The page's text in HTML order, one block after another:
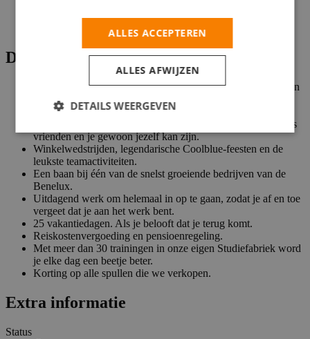
Een inspiratie en motivator voor je team om elke dag een
beetje beter te worden.
Dit zoek jij verder in een baan
Op basis van een 40-urige werkweek ligt je bruto maandloon
tussen de €3.513 en €4.198,- afhankelijk van je kennis en
ervaring.
Ongekend goede werksfeer. Waar we met elkaar omgaan als
vrienden en je gewoon jezelf kan zijn.
Winkelwedstrijden, legendarische Coolblue-feesten en de
leukste teamactiviteiten.
Een baan bij één van de snelst groeiende bedrijven van de
Benelux.
Uitdagend werk om helemaal in op te gaan, zodat je af en toe
vergeet dat je aan het werk bent.
25 vakantiedagen. Als je belooft dat je terug komt.
Reiskostenvergoeding en pensioenregeling.
Met meer dan 30 trainingen in onze eigen Studiefabriek word
je elke dag een beetje beter.
Korting op alle spullen die we verkopen.
Extra informatie
Status
ALLES ACCEPTEREN
ALLES AFWIJZEN
DETAILS WEERGEVEN